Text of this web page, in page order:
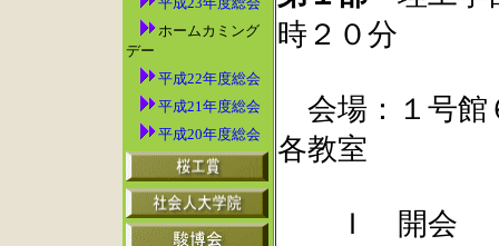
ホームカミング
デー
平成22年度総会
平成21年度総会
平成20年度総会
時２０分
会場：１号館
各教室
Ｉ 開会